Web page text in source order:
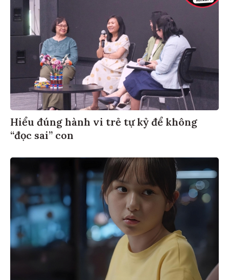
Hiểu đúng hành vi trẻ tự kỷ để không
“đọc sai” con